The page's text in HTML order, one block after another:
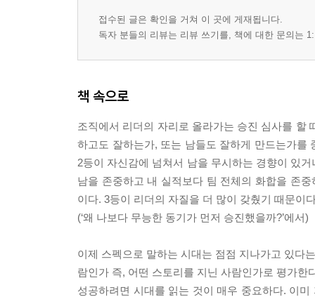
〔퇴근길의 명상〕 잘하려고 하는 마음을 알아주자
10 고난과 희망 :
〔퇴근길의 명상〕 희망 없는 안락보다 희망 있는
3부 : 불려야 하는가, 줄여야 하는가?
11 주관과 객관
〔출근길의 철학〕 친구가 먼저 성공했는데 왜 내
〔퇴근길의 명상〕 주체사상을 지니자
〔출근길의 철학〕 스펙이 약하다고 대학원을 가
〔퇴근길의 명상〕 스토리가 스펙을 이긴다
접수된 글은 확인을 거쳐 이 곳에 게재됩니다.
독자 분들의 리뷰는 리뷰 쓰기를, 책에 대한 문의는
책 속으로
조직에서 리더의 자리로 올라가는 승진 심사를 할
하고도 잘하는가, 또는 남들도 잘하게 만드는가를
2등이 자신감에 넘쳐서 남을 무시하는 경향이 있
남을 존중하고 내 실적보다 팀 전체의 화합을 존
이다. 3등이 리더의 자질을 더 많이 갖췄기 때문이
(‘왜 나보다 무능한 동기가 먼저 승진했을까?’에서)
이제 스펙으로 말하는 시대는 점점 지나가고 있다
람인가 즉, 어떤 스토리를 지닌 사람인가로 평가한
성공하려면 시대를 읽는 것이 매우 중요하다. 이